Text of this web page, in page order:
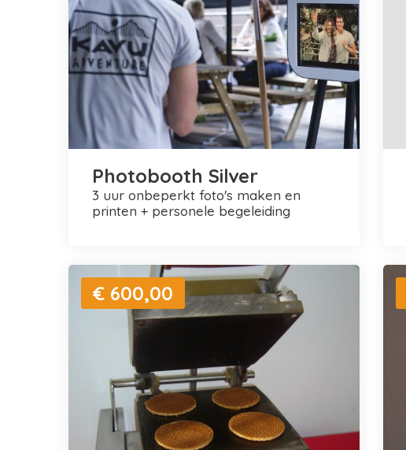
Photobooth Silver
3 uur onbeperkt foto's maken en
printen + personele begeleiding
€ 600,00